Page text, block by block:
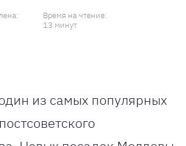
Время на чтение:
13 минут
из самых популярных